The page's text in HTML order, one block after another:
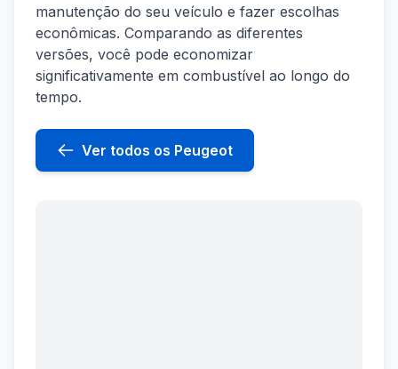
manutenção do seu veículo e fazer escolhas
econômicas. Comparando as diferentes
versões, você pode economizar
significativamente em combustível ao longo do
tempo.
Ver todos os Peugeot